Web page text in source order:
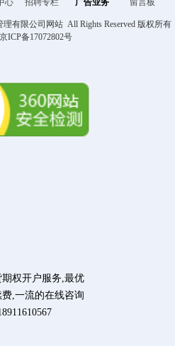
心 招聘专栏 广告业务 留言板
有限公司网站 All Rights Reserved 版权所有
ICP备17072802号
权开户服务,最优
,一流的在线咨询